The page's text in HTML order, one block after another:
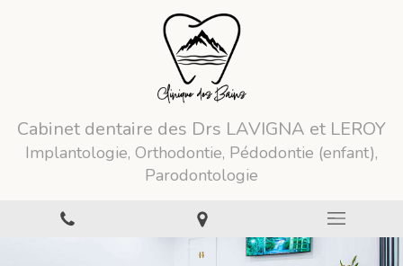
Cabinet dentaire des Drs LAVIGNA et LEROY
Implantologie, Orthodontie, Pédodontie (enfant),
Parodontologie